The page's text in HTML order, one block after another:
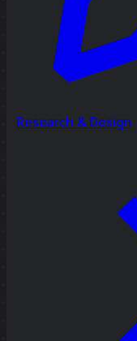
Research & Design